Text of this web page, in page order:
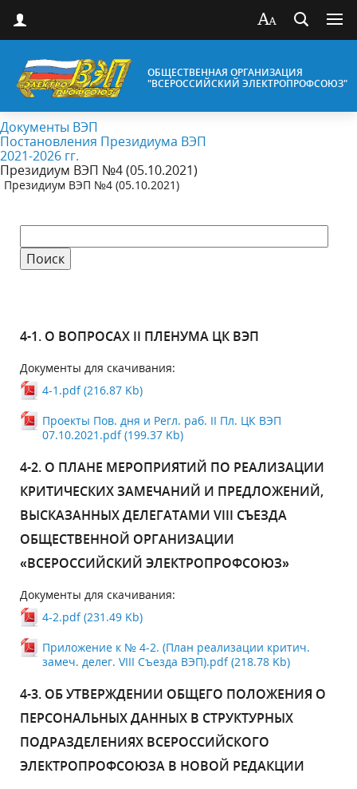
ОБЩЕСТВЕННАЯ ОРГАНИЗАЦИЯ
"ВСЕРОССИЙСКИЙ ЭЛЕКТРОПРОФСОЮЗ"
Документы ВЭП
Постановления Президиума ВЭП
2021-2026 гг.
Президиум ВЭП №4 (05.10.2021)
Президиум ВЭП №4 (05.10.2021)
4-1. О ВОПРОСАХ II ПЛЕНУМА ЦК ВЭП
Документы для скачивания:
4-1.pdf (216.87 Kb)
Проекты Пов. дня и Регл. раб. II Пл. ЦК ВЭП
07.10.2021.pdf (199.37 Kb)
4-2. О ПЛАНЕ МЕРОПРИЯТИЙ ПО РЕАЛИЗАЦИИ
КРИТИЧЕСКИХ ЗАМЕЧАНИЙ И ПРЕДЛОЖЕНИЙ,
ВЫСКАЗАННЫХ ДЕЛЕГАТАМИ VIII СЪЕЗДА
ОБЩЕСТВЕННОЙ ОРГАНИЗАЦИИ
«ВСЕРОССИЙСКИЙ ЭЛЕКТРОПРОФСОЮЗ»
Документы для скачивания:
4-2.pdf (231.49 Kb)
Приложение к № 4-2. (План реализации критич.
замеч. делег. VIII Съезда ВЭП).pdf (218.78 Kb)
4-3. ОБ УТВЕРЖДЕНИИ ОБЩЕГО ПОЛОЖЕНИЯ О
ПЕРСОНАЛЬНЫХ ДАННЫХ В СТРУКТУРНЫХ
ПОДРАЗДЕЛЕНИЯХ ВСЕРОССИЙСКОГО
ЭЛЕКТРОПРОФСОЮЗА В НОВОЙ РЕДАКЦИИ